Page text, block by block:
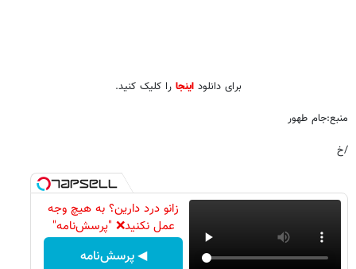
برای دانلوداینجا را کلیک کنید.
منبع:جام طهور
/خ
زانو درد دارین؟ به هیچ وجه
عمل نکنید❌ "پرسش‌نامه"
◀ پرسش‌نامه